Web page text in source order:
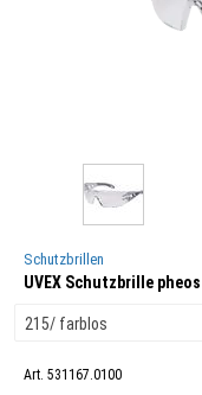
Schutzbrillen
UVEX Schutzbrille pheos
Art. 531167.0100